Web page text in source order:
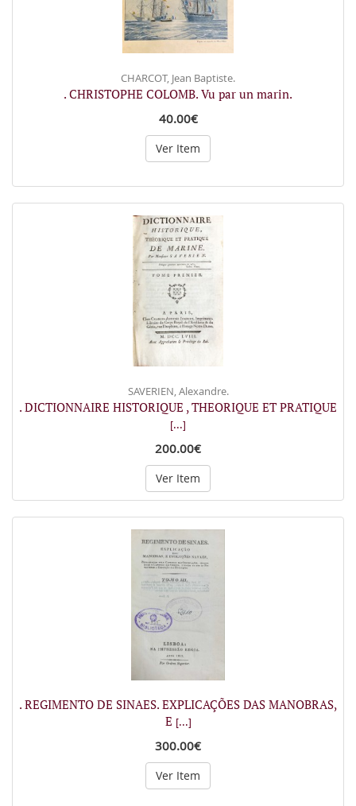
CHARCOT, Jean Baptiste.
. CHRISTOPHE COLOMB. Vu par un marin.
40.00€
Ver Item
SAVERIEN, Alexandre.
. DICTIONNAIRE HISTORIQUE , THEORIQUE ET PRATIQUE
[...]
200.00€
Ver Item
. REGIMENTO DE SINAES. EXPLICAÇÕES DAS MANOBRAS,
E [...]
300.00€
Ver Item